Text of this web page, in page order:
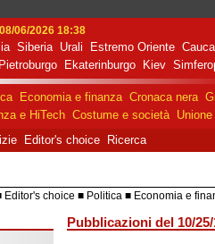
06/2026 18:38
Siberia Urali Estremo Oriente
Ekaterinburgo Kiev
Economia e finanza Cronaca nera
e HiTech Costume e società
Editor's choice Ricerca
Editor's choice Politica Economia e
Pubblicazioni del 10/25/